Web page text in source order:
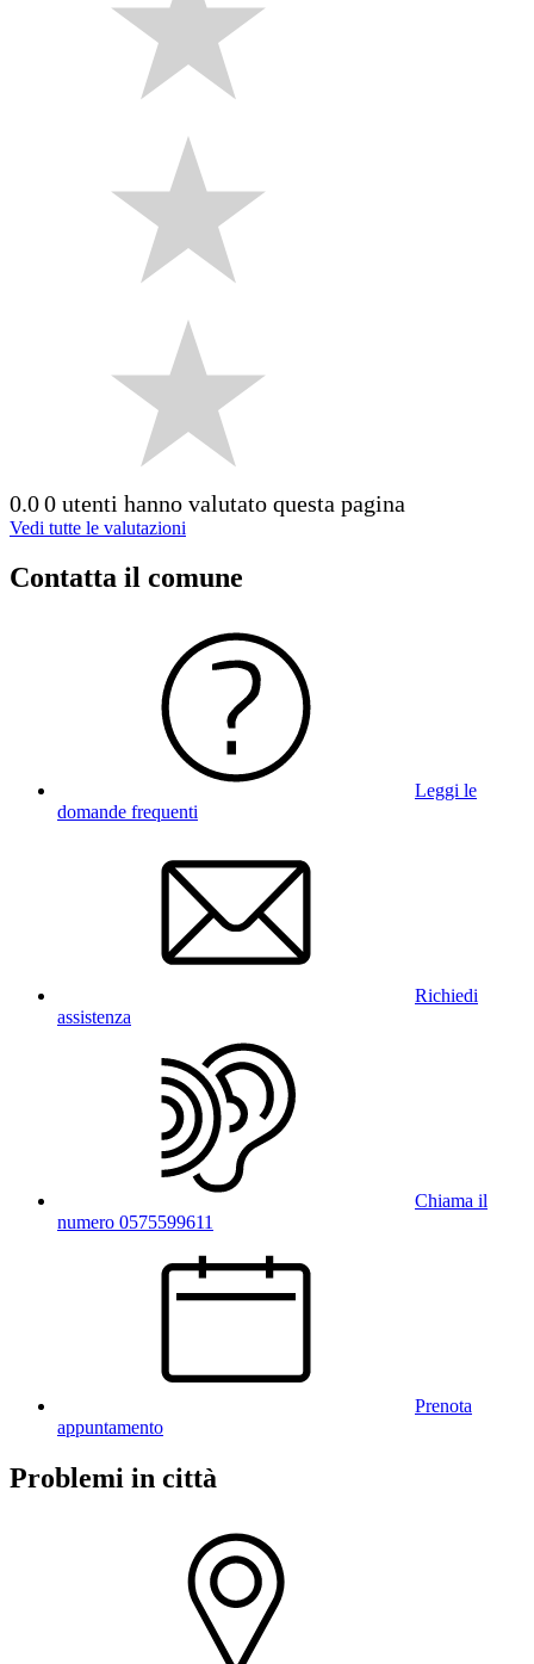
0.00 utenti hanno valutato questa pagina
Vedi tutte le valutazioni
Contatta il comune
Leggi le
domande frequenti
Richiedi
assistenza
Chiama il
numero 0575599611
Prenota
appuntamento
Problemi in città